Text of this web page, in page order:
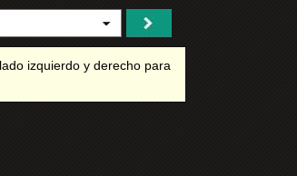
izquierdo y derecho para